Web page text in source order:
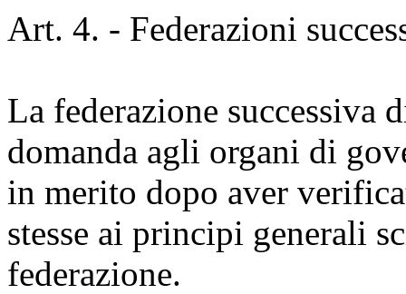
Art. 4. - Federazioni
La federazione successiva
domanda agli organi di
in merito dopo aver
stesse ai principi generali
federazione.